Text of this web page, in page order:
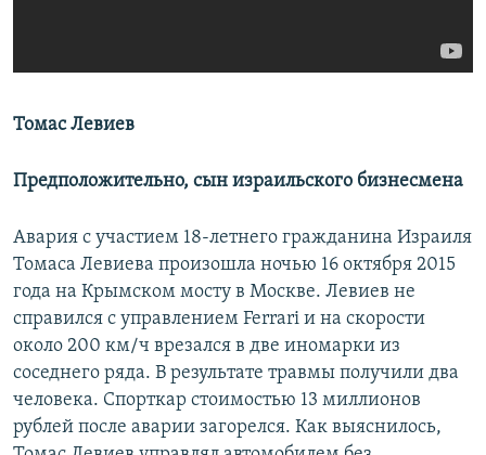
Томас Левиев
Предположительно, сын израильского бизнесмена
Авария с участием 18-летнего гражданина Израиля
Томаса Левиева произошла ночью 16 октября 2015
года на Крымском мосту в Москве. Левиев не
справился с управлением Ferrari и на скорости
около 200 км/ч врезался в две иномарки из
соседнего ряда. В результате травмы получили два
человека. Спорткар стоимостью 13 миллионов
рублей после аварии загорелся. Как выяснилось,